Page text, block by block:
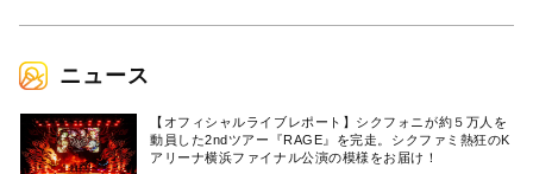
ニュース
【オフィシャルライブレポート】シクフォニが約５万人を
動員した2ndツアー『RAGE』を完走。シクファミ熱狂のK
アリーナ横浜ファイナル公演の模様をお届け！